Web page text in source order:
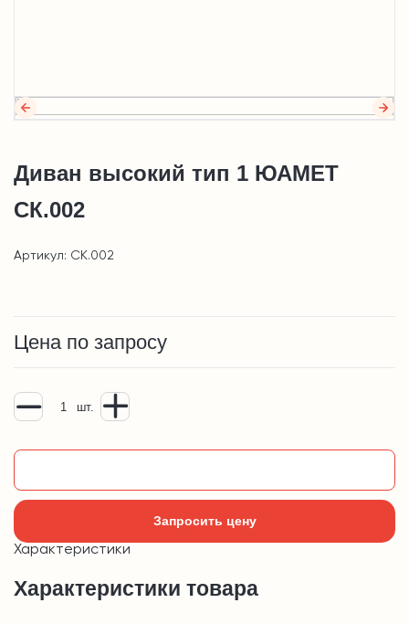
Диван высокий тип 1 ЮАМЕТ
СК.002
Артикул: СК.002
Цена по запросу
шт.
Запросить цену
Характеристики
Характеристики товара